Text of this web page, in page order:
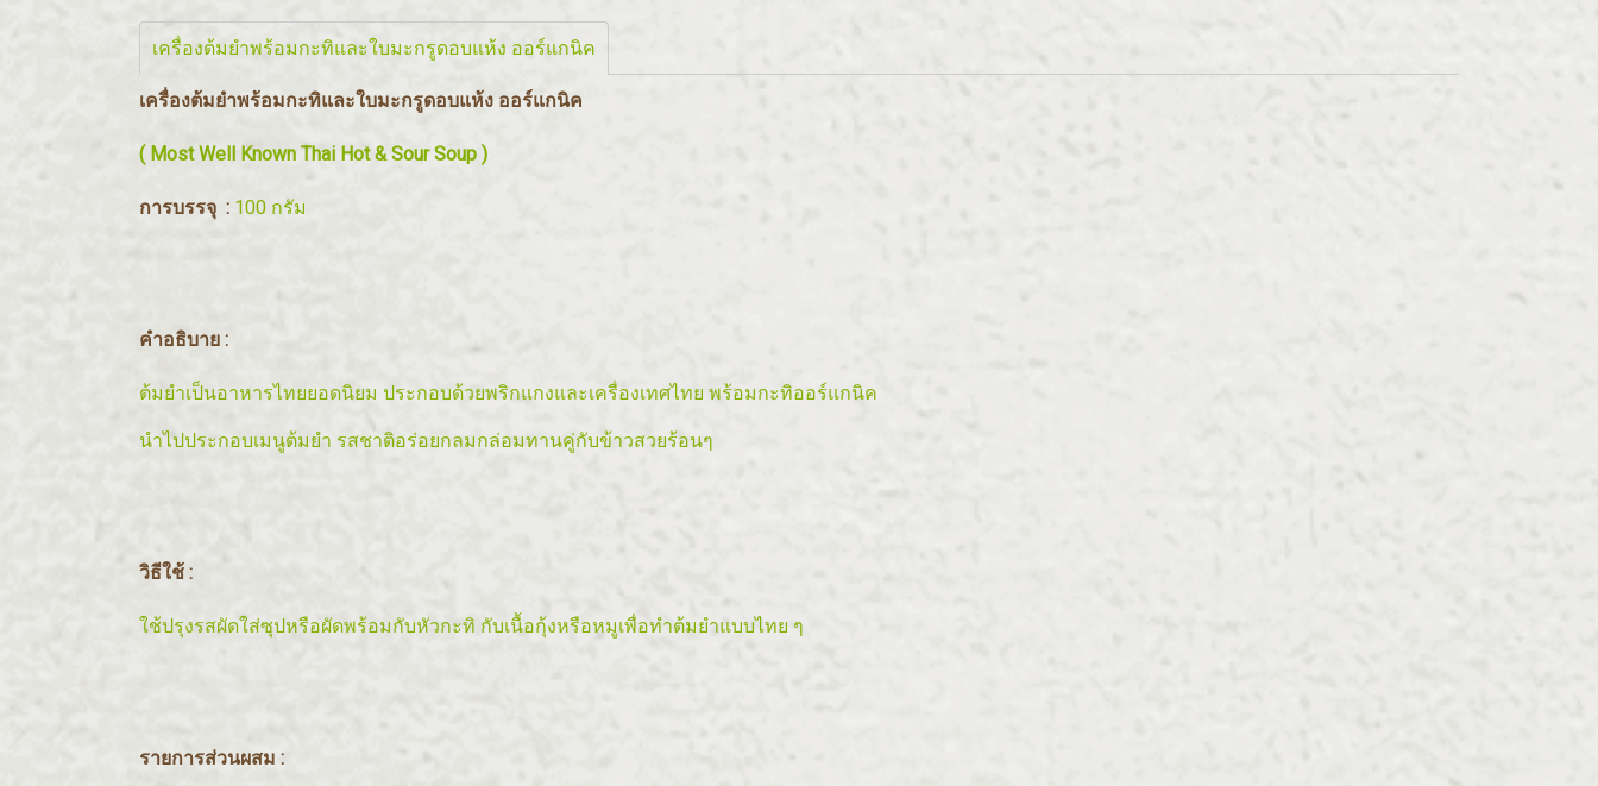
เครื่องต้มยำพร้อมกะทิและใบมะกรูดอบแห้ง ออร์แกนิค
เครื่องต้มยำพร้อมกะทิและใบมะกรูดอบแห้ง ออร์แกนิค
( Most Well Known Thai Hot & Sour Soup )
การบรรจุ : 100 กรัม
คำอธิบาย :
ต้มยำเป็นอาหารไทยยอดนิยม ประกอบด้วยพริกแกงและเครื่องเทศไทย พร้อมกะทิออร์แกนิค
นำไปประกอบเมนูต้มยำ รสชาติอร่อยกลมกล่อมทานคู่กับข้าวสวยร้อนๆ
วิธีใช้ :
ใช้ปรุงรสผัดใส่ซุปหรือผัดพร้อมกับหัวกะทิ กับเนื้อกุ้งหรือหมูเพื่อทำต้มยำแบบไทย ๆ
รายการส่วนผสม :